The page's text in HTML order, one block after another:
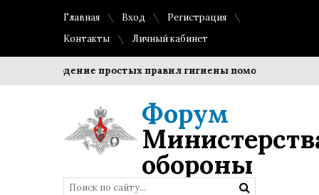
Главная Вход
Регистрация
Контакты
Личный кабинет
Соблюдение простых правил гигиены помогает
Форум
обороны